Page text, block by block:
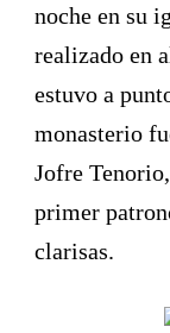
noche en su
realizado en
estuvo a
monasterio
Jofre
primer
clarisas.